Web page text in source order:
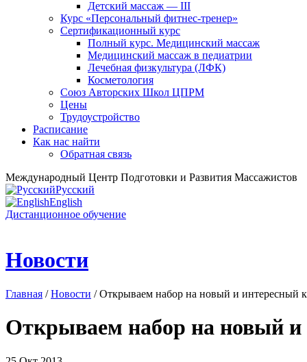
Детский массаж — III
Курс «Персональный фитнес-тренер»
Сертификационный курс
Полный курс. Медицинский массаж
Медицинский массаж в педиатрии
Лечебная физкультура (ЛФК)
Косметология
Союз Авторских Школ ЦПРМ
Цены
Трудоустройство
Расписание
Как нас найти
Обратная связь
Международный Центр Подготовки и Развития Массажистов
Русский
English
Дистанционное обучение
Новости
Главная /Новости / Открываем набор на новый и
Открываем набор на новый